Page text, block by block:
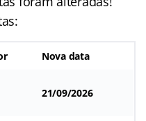
Nova data
21/09/2026